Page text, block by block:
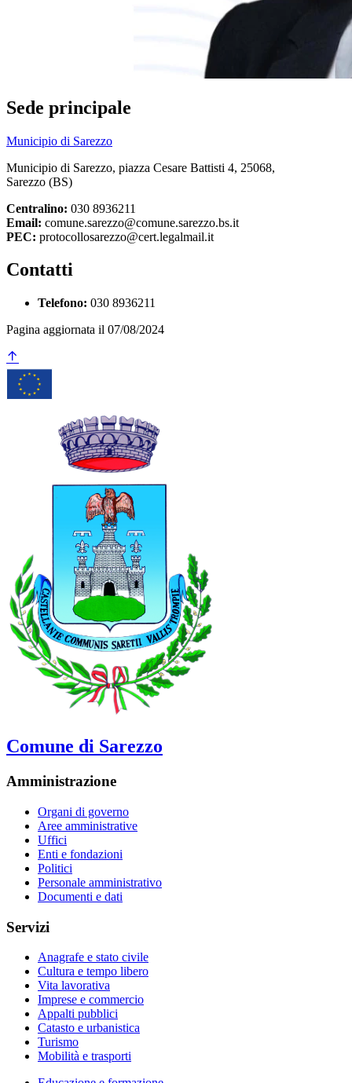
Sede principale
Municipio di Sarezzo
Municipio di Sarezzo, piazza Cesare Battisti 4, 25068,
Sarezzo (BS)
Centralino: 030 8936211
Email: comune.sarezzo@comune.sarezzo.bs.it
PEC: protocollosarezzo@cert.legalmail.it
Contatti
Telefono: 030 8936211
Pagina aggiornata il 07/08/2024
Comune di Sarezzo
Amministrazione
Organi di governo
Aree amministrative
Uffici
Enti e fondazioni
Politici
Personale amministrativo
Documenti e dati
Servizi
Anagrafe e stato civile
Cultura e tempo libero
Vita lavorativa
Imprese e commercio
Appalti pubblici
Catasto e urbanistica
Turismo
Mobilità e trasporti